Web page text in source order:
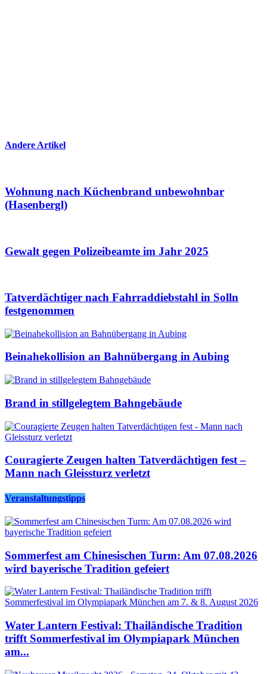
Andere Artikel
Wohnung nach Küchenbrand unbewohnbar
(Hasenbergl)
Gewalt gegen Polizeibeamte im Jahr 2025
Tatverdächtiger nach Fahrraddiebstahl in Solln
festgenommen
Beinahekollision an Bahnübergang in Aubing
Brand in stillgelegtem Bahngebäude
Couragierte Zeugen halten Tatverdächtigen fest –
Mann nach Gleissturz verletzt
Veranstaltungstipps
Sommerfest am Chinesischen Turm: Am 07.08.2026
wird bayerische Tradition gefeiert
Water Lantern Festival: Thailändische Tradition
trifft Sommerfestival im Olympiapark München
am...